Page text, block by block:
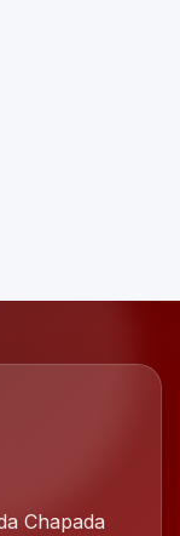
Chapada